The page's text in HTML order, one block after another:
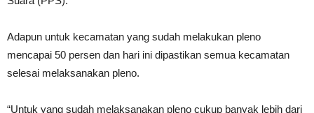
Adapun untuk kecamatan yang sudah melakukan pleno
mencapai 50 persen dan hari ini dipastikan semua kecamatan
selesai melaksanakan pleno.
“Untuk yang sudah melaksanakan pleno cukup banyak lebih dari